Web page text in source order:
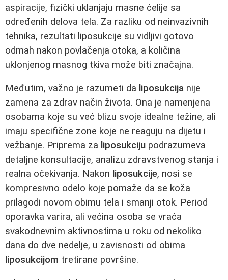
aspiracije, fizički uklanjaju masne ćelije sa
određenih delova tela. Za razliku od neinvazivnih
tehnika, rezultati liposukcije su vidljivi gotovo
odmah nakon povlačenja otoka, a količina
uklonjenog masnog tkiva može biti značajna.
Međutim, važno je razumeti da liposukcija nije
zamena za zdrav način života. Ona je namenjena
osobama koje su već blizu svoje idealne težine, ali
imaju specifične zone koje ne reaguju na dijetu i
vežbanje. Priprema za liposukciju podrazumeva
detaljne konsultacije, analizu zdravstvenog stanja i
realna očekivanja. Nakon liposukcije, nosi se
kompresivno odelo koje pomaže da se koža
prilagodi novom obimu tela i smanji otok. Period
oporavka varira, ali većina osoba se vraća
svakodnevnim aktivnostima u roku od nekoliko
dana do dve nedelje, u zavisnosti od obima
liposukcijom tretirane površine.